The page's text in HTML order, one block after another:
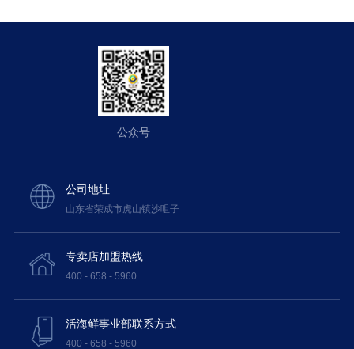
公众号
公司地址
山东省荣成市虎山镇沙咀子
专卖店加盟热线
400 - 658 - 5960
活海鲜事业部联系方式
400 - 658 - 5960